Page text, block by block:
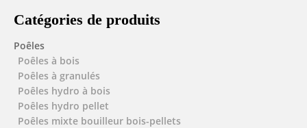
Catégories de produits
Poêles
Poêles à bois
Poêles à granulés
Poêles hydro à bois
Poêles hydro pellet
Poêles mixte bouilleur bois-pellets